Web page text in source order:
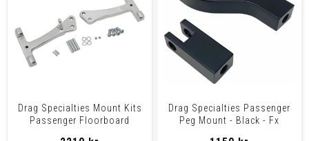
Drag Specialties Mount Kits
Passenger Floorboard
Drag Specialties Passenger
Peg Mount - Black - Fx